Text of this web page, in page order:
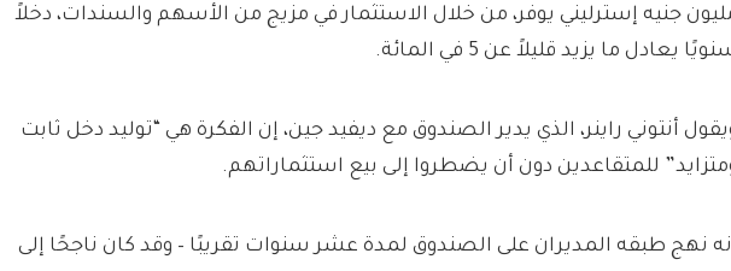
جنيه إسترليني يوفر، من خلال الاستثمار في مزيج من الأسهم والسندات، دخلاً
يعادل ما يزيد قليلاً عن 5 في المائة.
أنتوني راينر، الذي يدير الصندوق مع ديفيد جين، إن الفكرة هي “توليد دخل ثابت
للمتقاعدين دون أن يضطروا إلى بيع استثماراتهم.
نهج طبقه المديران على الصندوق لمدة عشر سنوات تقريبًا – وقد كان ناجحًا إلى